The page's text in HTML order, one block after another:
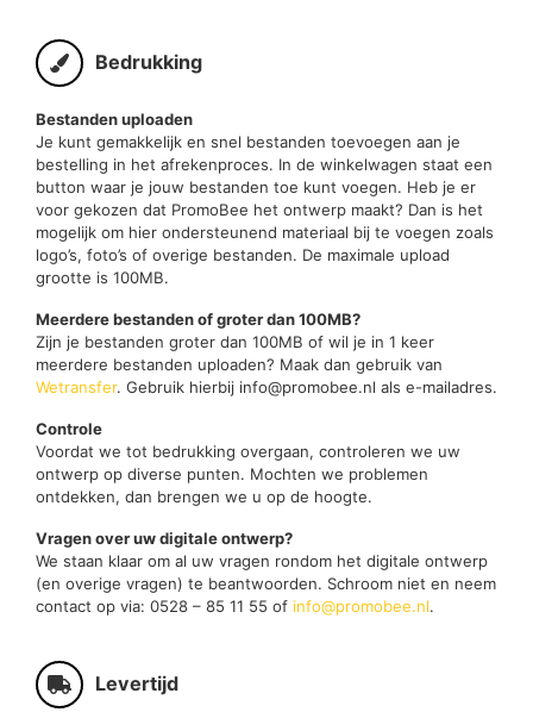
Bedrukking
Bestanden uploaden
Je kunt gemakkelijk en snel bestanden toevoegen aan je
bestelling in het afrekenproces. In de winkelwagen staat een
button waar je jouw bestanden toe kunt voegen. Heb je er
voor gekozen dat PromoBee het ontwerp maakt? Dan is het
mogelijk om hier ondersteunend materiaal bij te voegen zoals
logo’s, foto’s of overige bestanden. De maximale upload
grootte is 100MB.
Meerdere bestanden of groter dan 100MB?
Zijn je bestanden groter dan 100MB of wil je in 1 keer
meerdere bestanden uploaden? Maak dan gebruik van
Wetransfer. Gebruik hierbij info@promobee.nl als e-mailadres.
Controle
Voordat we tot bedrukking overgaan, controleren we uw
ontwerp op diverse punten. Mochten we problemen
ontdekken, dan brengen we u op de hoogte.
Vragen over uw digitale ontwerp?
We staan klaar om al uw vragen rondom het digitale ontwerp
(en overige vragen) te beantwoorden. Schroom niet en neem
contact op via: 0528 – 85 11 55 of info@promobee.nl.
Levertijd